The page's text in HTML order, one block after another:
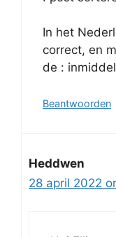
In het
correct, en
de :
Beantwoorden
Heddwen
28 april 2022